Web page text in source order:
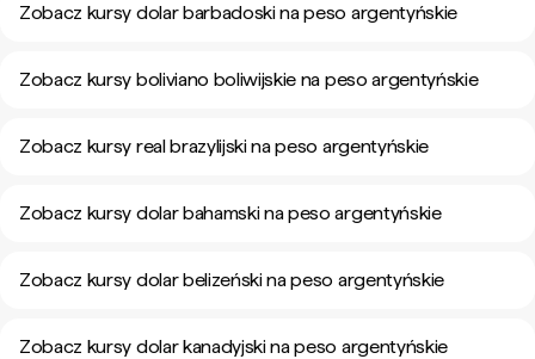
Zobacz kursy dolar barbadoski na peso argentyńskie
Zobacz kursy boliviano boliwijskie na peso argentyńskie
Zobacz kursy real brazylijski na peso argentyńskie
Zobacz kursy dolar bahamski na peso argentyńskie
Zobacz kursy dolar belizeński na peso argentyńskie
Zobacz kursy dolar kanadyjski na peso argentyńskie